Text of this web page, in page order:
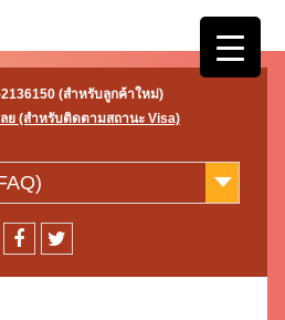
(สำหรับลูกค้าใหม่)
ลย (สำหรับติดตามสถานะ Visa)